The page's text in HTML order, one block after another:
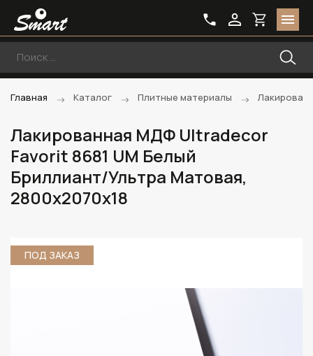
Главная Каталог Плитные материалы
Лакированная МДФ Ultradecor
Favorit 8681 UM Белый
Бриллиант/Ультра Матовая,
2800х2070х18
ПОД ЗАКАЗ